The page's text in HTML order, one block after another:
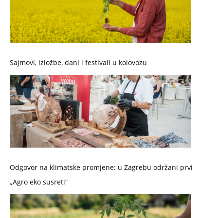
Sajmovi, izložbe, dani i festivali u kolovozu
Odgovor na klimatske promjene: u Zagrebu održani prvi
„Agro eko susreti“